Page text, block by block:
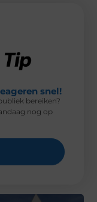
snel!
bereiken?
nog op